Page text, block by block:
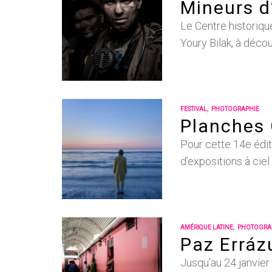
Mineurs
Le Centre
Youry Bilak, à
FESTIVAL, PHOTOGRAPHIE
Pour cette 14e
d’expositions à
AMÉRIQUE LATINE,
Paz
Jusqu’au 24